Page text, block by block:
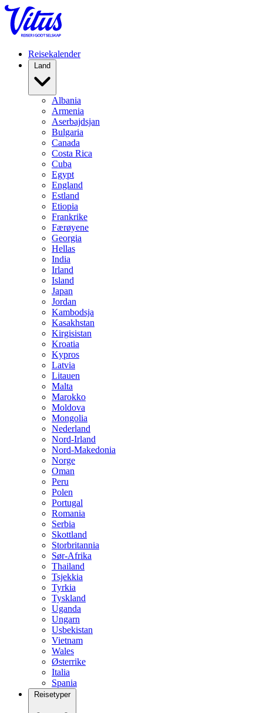
Reisekalender
Albania
Armenia
Aserbajdsjan
Bulgaria
Canada
Costa Rica
Cuba
Egypt
England
Estland
Etiopia
Frankrike
Færøyene
Georgia
Hellas
India
Irland
Island
Japan
Jordan
Kambodsja
Kasakhstan
Kirgisistan
Kroatia
Kypros
Latvia
Litauen
Malta
Marokko
Moldova
Mongolia
Nederland
Nord-Irland
Nord-Makedonia
Norge
Oman
Peru
Polen
Portugal
Romania
Serbia
Skottland
Storbritannia
Sør-Afrika
Thailand
Tsjekkia
Tyrkia
Tyskland
Uganda
Ungarn
Usbekistan
Vietnam
Wales
Østerrike
Italia
Spania
Reisetyper